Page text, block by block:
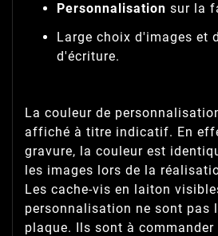
Personnalisation sur la
Large choix d'images et
d'écriture.
La couleur de
affiché à titre indicatif. En
gravure, la couleur est
les images lors de la
Les cache-vis en laiton
personnalisation ne sont pas
plaque. Ils sont à commander